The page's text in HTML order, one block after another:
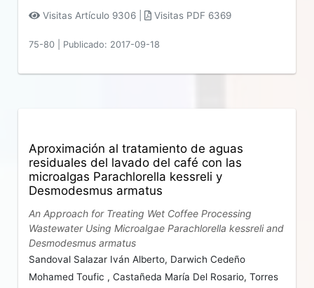
Visitas Artículo 9306 | Visitas PDF 6369
75-80 Publicado: 2017-09-18
Aproximación al tratamiento de aguas
residuales del lavado del café con las
microalgas Parachlorella kessreli y
Desmodesmus armatus
An Approach for Treating Wet Coffee Processing
Wastewater Using Microalgae Parachlorella kessreli and
Desmodesmus armatus
Sandoval Salazar Iván Alberto, Darwich Cedeño
Mohamed Toufic ,Castañeda María Del Rosario,Torres